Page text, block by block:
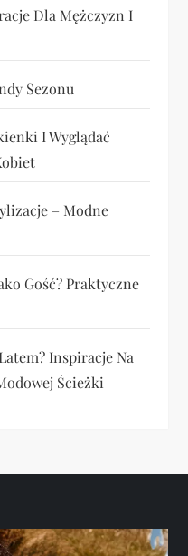
Dla Mężczyzn I
Sezonu
I Wyglądać
– Modne
Gość? Praktyczne
Inspiracje Na
Ścieżki